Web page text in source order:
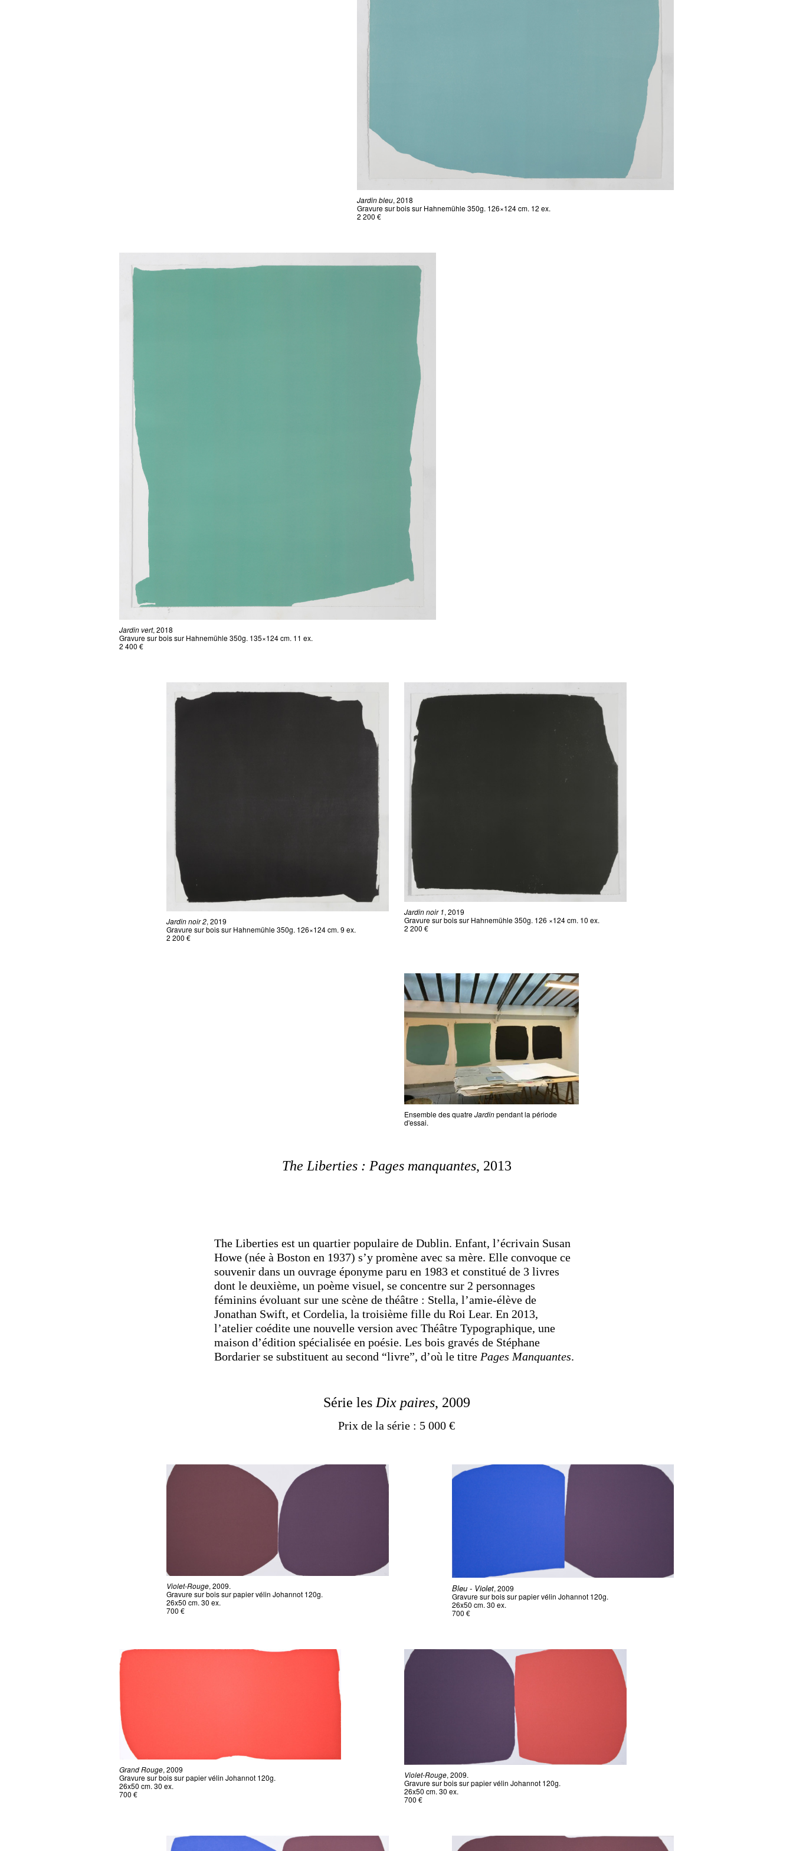
Jardin bleu, 2018
Gravure sur bois sur Hahnemühle 350g. 126×124 cm. 12 ex.
2 200 €
Jardin vert, 2018
Gravure sur bois sur Hahnemühle 350g. 135×124 cm. 11 ex.
2 400 €
Jardin noir 2, 2019
Gravure sur bois sur Hahnemühle 350g. 126×124 cm. 9 ex.
2 200 €
Jardin noir 1, 2019
Gravure sur bois sur Hahnemühle 350g. 126 ×124 cm. 10 ex.
2 200 €
Ensemble des quatreJardinpendant la période
d'essai.
The Liberties : Pages manquantes, 2013
The Liberties est un quartier populaire de Dublin. Enfant, l’écrivain Susan
Howe (née à Boston en 1937) s’y promène avec sa mère. Elle convoque ce
souvenir dans un ouvrage éponyme paru en 1983 et constitué de 3 livres
dont le deuxième, un poème visuel, se concentre sur 2 personnages
féminins évoluant sur une scène de théâtre : Stella, l’amie-élève de
Jonathan Swift, et Cordelia, la troisième fille du Roi Lear. En 2013,
l’atelier coédite une nouvelle version avec Théâtre Typographique, une
maison d’édition spécialisée en poésie. Les bois gravés de Stéphane
Bordarier se substituent au second “livre”, d’où le titre Pages Manquantes.
Série lesDix paires, 2009
Prix de la série : 5 000 €
Violet-Rouge, 2009.
Gravure sur bois sur papier vélin Johannot 120g.
26x50 cm. 30 ex.
700 €
Bleu - Violet, 2009
Gravure sur bois sur papier vélin Johannot 120g.
26x50 cm. 30 ex.
700 €
Grand Rouge, 2009
Gravure sur bois sur papier vélin Johannot 120g.
26x50 cm. 30 ex.
700 €
Violet-Rouge, 2009.
Gravure sur bois sur papier vélin Johannot 120g.
26x50 cm. 30 ex.
700 €